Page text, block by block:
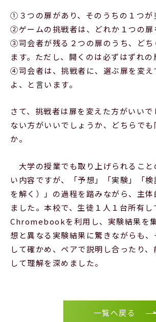
①３つの扉があり、そのうちの１つが
②ゲームの挑戦者は、どれか１つの扉
③司会者が残る２つの扉のうち、どち
ます。ただし、開くのは必ずはずれの
④司会者は、挑戦者に、選ぶ扉を変え
よ、と言います。
さて、挑戦者は扉を変えた方がいい
ない方がいいでしょうか、どちらでも
か。
大学の授業でも取り上げられること
い内容ですが、「予想」「実験」「
を解く）」の過程を踏みながら、主
ました。本校で、生徒１人１台所有し
Chromebookを利用し、実験結果を
想と異なる実験結果に驚きながらも
して確かめ、ペアで説明し合ったり、
して理解を深めました。
一覧へ戻る